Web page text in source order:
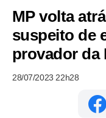
MP volta
suspeito de
provador da
28/07/2023 22h28